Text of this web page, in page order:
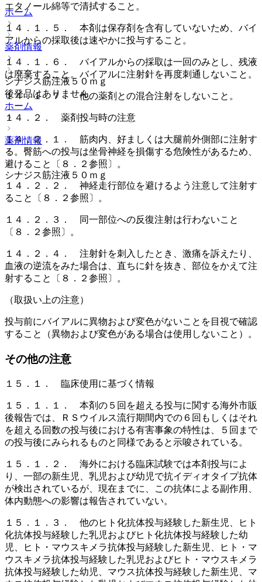
ホーム
薬剤情報
シナジス筋注液５０ｍｇ
後発品はありません
ホーム
薬剤情報
シナジス筋注液５０ｍｇ
エタノール綿等で清拭すること。
１４．１．５． 本剤は保存剤を含有していないため、バイ
アルからの採取後は速やかに投与すること。
１４．１．６． バイアルからの採取は一回のみとし、残液
は廃棄すること。バイアルに注射針を再度刺通しないこと。
１４．１．７． 他の薬剤との混合注射をしないこと。
１４．２． 薬剤投与時の注意
１４．２．１． 筋肉内、好ましくは大腿前外側部に注射す
る。臀筋への投与は坐骨神経を損傷する危険性があるため、
避けること〔８．２参照〕。
１４．２．２． 神経走行部位を避けるよう注意して注射す
ること〔８．２参照〕。
１４．２．３． 同一部位への反復注射は行わないこと
〔８．２参照〕。
１４．２．４． 注射針を刺入したとき、激痛を訴えたり、
血液の逆流をみた場合は、直ちに針を抜き、部位をかえて注
射すること〔８．２参照〕。
（取扱い上の注意）
投与前にバイアルに異物および変色がないことを目視で確認
すること（異物および変色がある場合は使用しないこと）。
その他の注意
１５．１． 臨床使用に基づく情報
１５．１．１． 本剤の５回を超える投与に関する海外市販
後報告では、ＲＳウイルス流行期間内での６回もしくはそれ
を超える回数の投与後における有害事象の特性は、５回まで
の投与後にみられるものと同様であると示唆されている。
１５．１．２． 海外における臨床試験では本剤投与によ
り、一部の新生児、乳児および幼児で抗イディオタイプ抗体
が検出されているが、現在までに、この抗体による副作用、
体内動態への影響は報告されていない。
１５．１．３． 他のヒト化抗体投与経験した新生児、ヒト
化抗体投与経験した乳児およびヒト化抗体投与経験した幼
児、ヒト・マウスキメラ抗体投与経験した新生児、ヒト・マ
ウスキメラ抗体投与経験した乳児およびヒト・マウスキメラ
抗体投与経験した幼児、マウス抗体投与経験した新生児、マ